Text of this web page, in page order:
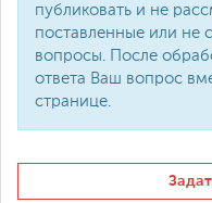
публиковать и не
поставленные или не
вопросы. После
ответа Ваш вопрос
странице.